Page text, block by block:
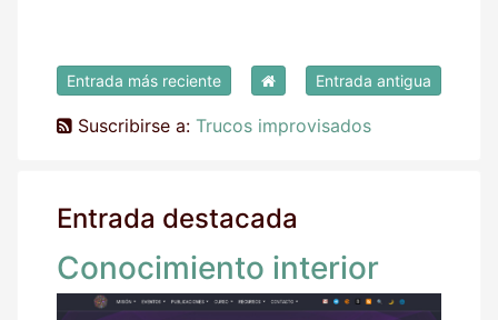
Entrada más reciente Entrada antigua
Suscribirse a: Trucos improvisados
Entrada destacada
Conocimiento interior